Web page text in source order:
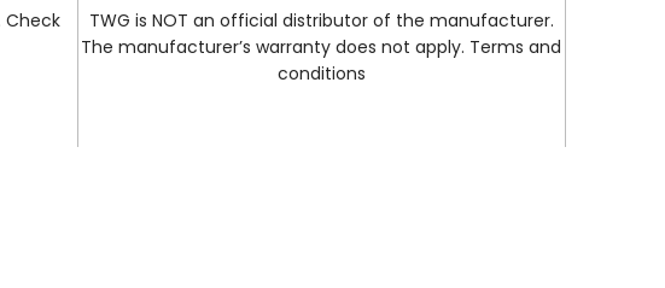
Check
TWG is NOT an official distributor of the manufacturer.
The manufacturer’s warranty does not apply. Terms and
conditions